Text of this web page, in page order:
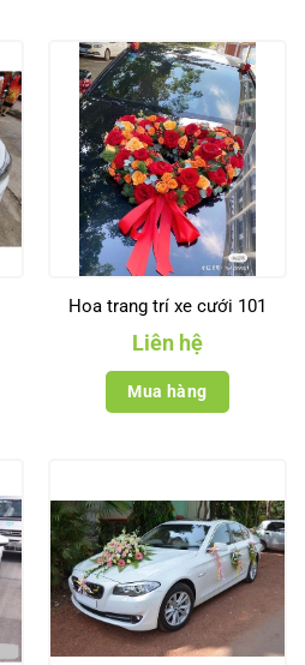
Hoa trang trí xe cưới 101
Liên hệ
Mua hàng